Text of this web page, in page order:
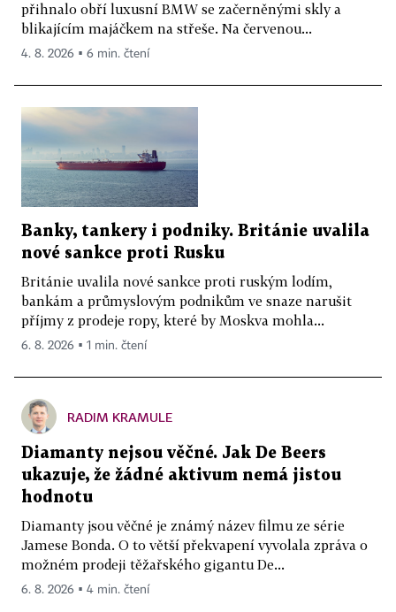
přihnalo obří luxusní BMW se začerněnými skly a
blikajícím majáčkem na střeše. Na červenou...
4. 8. 2026 ▪ 6 min. čtení
Banky, tankery i podniky. Británie uvalila
nové sankce proti Rusku
Británie uvalila nové sankce proti ruským lodím,
bankám a průmyslovým podnikům ve snaze narušit
příjmy z prodeje ropy, které by Moskva mohla...
6. 8. 2026 ▪ 1 min. čtení
RADIM KRAMULE
Diamanty nejsou věčné. Jak De Beers
ukazuje, že žádné aktivum nemá jistou
hodnotu
Diamanty jsou věčné je známý název filmu ze série
Jamese Bonda. O to větší překvapení vyvolala zpráva o
možném prodeji těžařského gigantu De...
6. 8. 2026 ▪ 4 min. čtení